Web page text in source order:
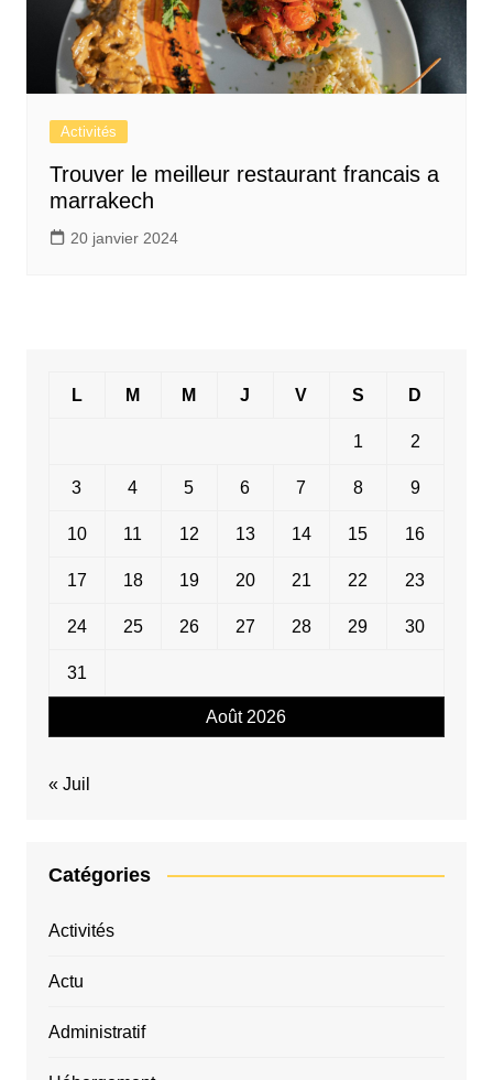
Activités
Trouver le meilleur restaurant francais a
marrakech
20 janvier 2024
Août 2026
L M M J V S D
1 2
3 4 5 6 7 8 9
10 11 12 13 14 15 16
17 18 19 20 21 22 23
24 25 26 27 28 29 30
31
« Juil
Catégories
Activités
Actu
Administratif